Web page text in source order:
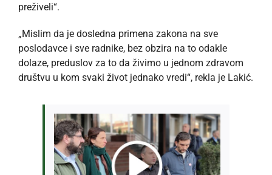
preživeli“.
„Mislim da je dosledna primena zakona na sve
poslodavce i sve radnike, bez obzira na to odakle
dolaze, preduslov za to da živimo u jednom zdravom
društvu u kom svaki život jednako vredi“, rekla je Lakić.